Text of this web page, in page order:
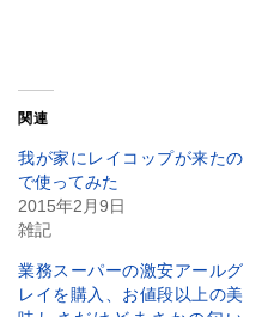
関連
我が家にレイコップが来たの
で使ってみた
2015年2月9日
雑記
業務スーパーの激安アールグ
レイを購入、お値段以上の美